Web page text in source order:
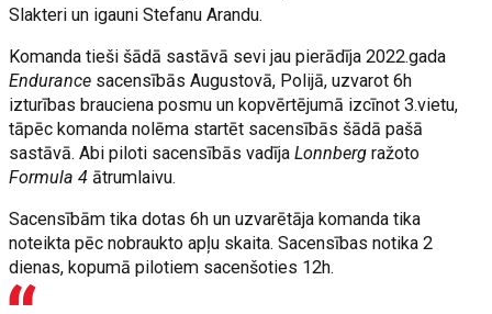
Slakteri un igauni Stefanu Arandu.
Komanda tieši šādā sastāvā sevi jau pierādīja 2022.gada
Endurance sacensībās Augustovā, Polijā, uzvarot 6h
izturības brauciena posmu un kopvērtējumā izcīnot 3.vietu,
tāpēc komanda nolēma startēt sacensībās šādā pašā
sastāvā. Abi piloti sacensībās vadījaLonnbergražoto
Formula 4 ātrumlaivu.
Sacensībām tika dotas 6h un uzvarētāja komanda tika
noteikta pēc nobraukto apļu skaita. Sacensības notika 2
dienas, kopumā pilotiem sacenšoties 12h.